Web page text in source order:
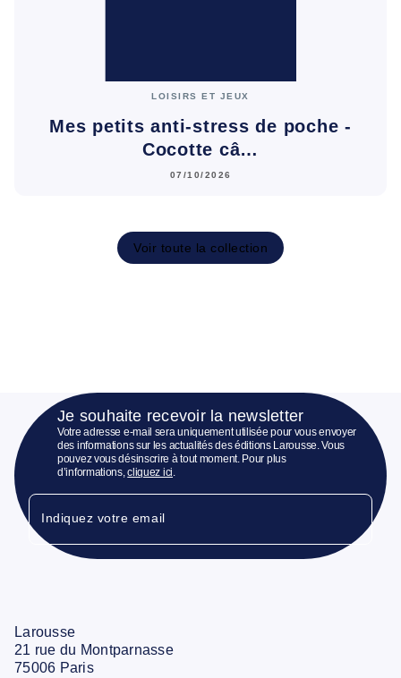
LOISIRS ET JEUX
Mes petits anti-stress de poche -
Cocotte câ…
07/10/2026
Voir toute la collection
Je souhaite recevoir la newsletter
Votre adresse e-mail sera uniquement utilisée pour vous envoyer
des informations sur les actualités des éditions Larousse. Vous
pouvez vous désinscrire à tout moment. Pour plus
d’informations,cliquez ici.
Indiquez votre email
Larousse
21 rue du Montparnasse
75006 Paris